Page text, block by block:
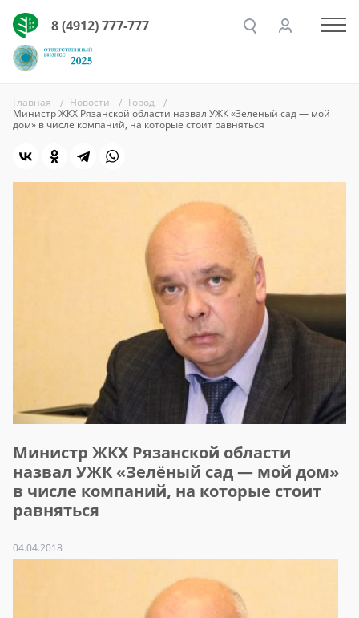
8 (4912) 777-777
Главная Новости
Город
Министр ЖКХ Рязанской области назвал УЖК «Зелёный сад — мой
дом» в числе компаний, на которые стоит равняться
Министр ЖКХ Рязанской области
назвал УЖК «Зелёный сад — мой дом»
в числе компаний, на которые стоит
равняться
04.04.2018